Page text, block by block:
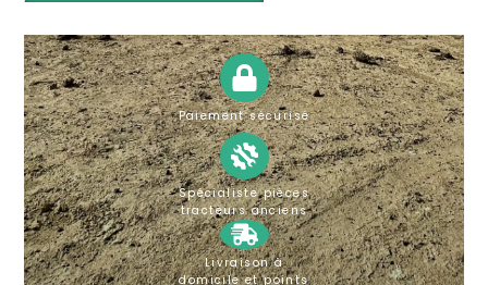
Paiement sécurisé
Spécialiste pièces
tracteurs anciens
Livraison à
domicile et points